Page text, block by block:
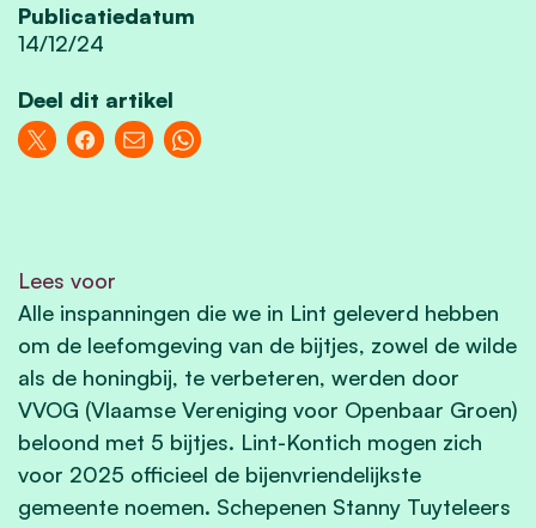
Publicatiedatum
14/12/24
Deel dit artikel
Lees voor
Alle inspanningen die we in Lint geleverd hebben
om de leefomgeving van de bijtjes, zowel de wilde
als de honingbij, te verbeteren, werden door
VVOG (Vlaamse Vereniging voor Openbaar Groen)
beloond met 5 bijtjes. Lint-Kontich mogen zich
voor 2025 officieel de bijenvriendelijkste
gemeente noemen. Schepenen Stanny Tuyteleers